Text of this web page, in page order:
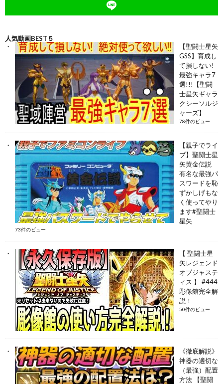
人気動画BEST５
【聖闘士星矢
GSS】育成し
て損しない!
最強キャラ7
選!!!【聖闘
士星矢ギャラ
クシーソルジ
ャーズ】
78件のビュー
【親子でライ
ブ】聖闘士星
矢黄金伝説
有名な最強パ
スワードを恥
ずかしげもな
く使ってやり
ます#聖闘士
星矢
73件のビュー
【 聖闘士星
矢レジェンド
オブジャステ
ィス 】 #444
彫像館完全解
説！
50件のビュー
《徹底解説》
神器の適切な
（最強）配置
方法 【聖闘